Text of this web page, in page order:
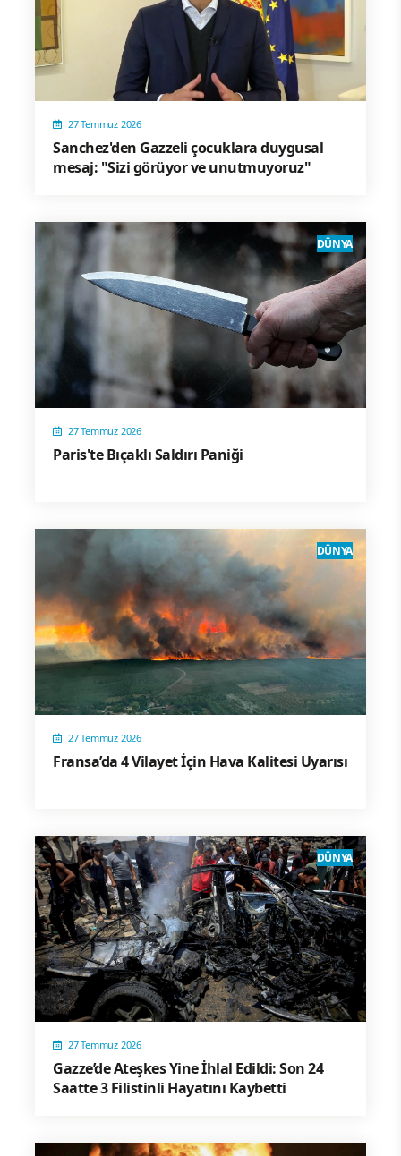
27 Temmuz 2026
Sanchez'den Gazzeli çocuklara duygusal
mesaj: "Sizi görüyor ve unutmuyoruz"
27 Temmuz 2026
Paris'te Bıçaklı Saldırı Paniği
DÜNYA
27 Temmuz 2026
Fransa’da 4 Vilayet İçin Hava Kalitesi Uyarısı
DÜNYA
27 Temmuz 2026
Gazze’de Ateşkes Yine İhlal Edildi: Son 24
Saatte 3 Filistinli Hayatını Kaybetti
DÜNYA